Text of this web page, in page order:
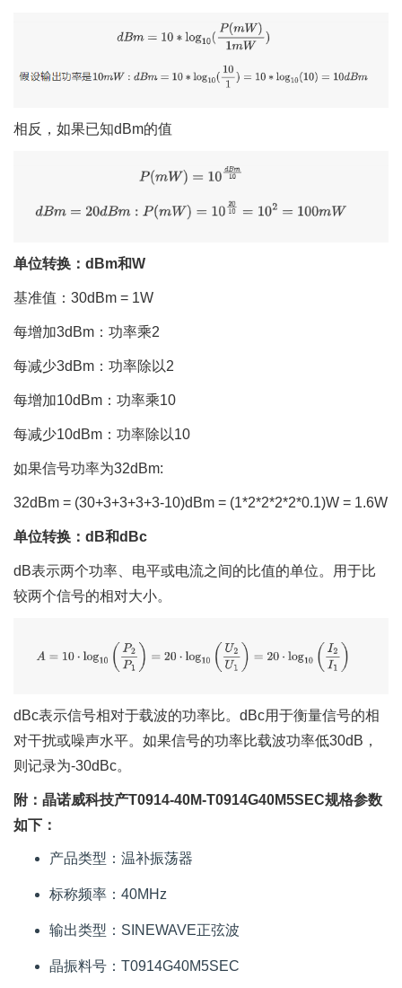
相反，如果已知dBm的值
单位转换：dBm和W
基准值：30dBm = 1W
每增加3dBm：功率乘2
每减少3dBm：功率除以2
每增加10dBm：功率乘10
每减少10dBm：功率除以10
如果信号功率为32dBm:
32dBm = (30+3+3+3+3-10)dBm = (1*2*2*2*2*0.1)W = 1.6W
单位转换：dB和dBc
dB表示两个功率、电平或电流之间的比值的单位。用于比
较两个信号的相对大小。
dBc表示信号相对于载波的功率比。dBc用于衡量信号的相
对干扰或噪声水平。如果信号的功率比载波功率低30dB，
则记录为-30dBc。
附：晶诺威科技产T0914-40M-T0914G40M5SEC规格参数
如下：
产品类型：温补振荡器
标称频率：40MHz
输出类型：SINEWAVE正弦波
晶振料号：T0914G40M5SEC